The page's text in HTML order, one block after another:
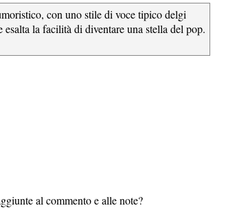
con uno stile di voce tipico delgi
esalta la facilità di diventare una stella del pop.
al commento e alle note?